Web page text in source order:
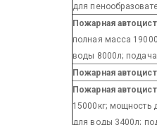
для
Пожарная
полная масса
воды 8000л;
Пожарная
Пожарная
15000кг; мощность
для воды 3400л;